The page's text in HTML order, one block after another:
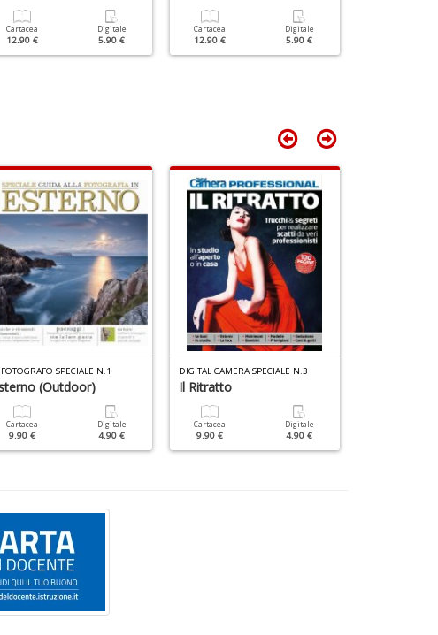
Cartacea
12.90 €
Digitale
5.90 €
Cartacea
12.90 €
Digitale
5.90 €
SPECIALE N.1
(Outdoor)
Cartacea
9.90 €
Digitale
4.90 €
DIGITAL CAMERA SPECIALE N.3
Il Ritratto
Cartacea
9.90 €
Digitale
4.90 €